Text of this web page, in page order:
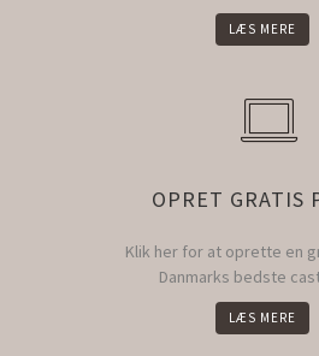
LÆS MERE
OPRET GRATIS
Klik her for at oprette en
Danmarks bedste
LÆS MERE